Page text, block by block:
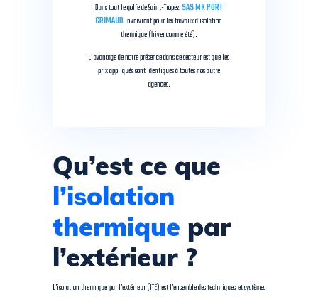
Dans tout le golfe de Saint-Tropez,SAS MK PORT
GRIMAUD invervient pour les travaux d’isolation
thermique (hiver comme été).
L’ avantage de notre présence dans ce secteur est que les
prix appliqués sont identiques à toutes nos autre
agences.
Qu’est ce que
l’isolation
thermique par
l’extérieur ?
L’isolation thermique par l’extérieur (ITE) est l’ensemble des techniques et systèmes